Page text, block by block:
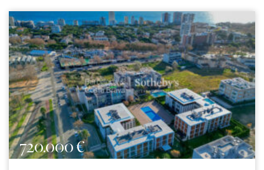
720.000 €